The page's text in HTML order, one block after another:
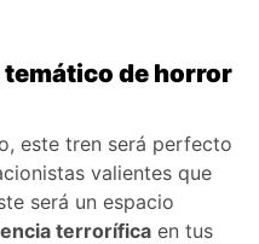
temático de horror
este tren será perfecto
valientes que
será un espacio
terrorífica en tus